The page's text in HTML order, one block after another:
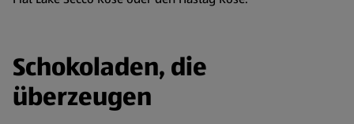
Schokoladen, die
überzeugen